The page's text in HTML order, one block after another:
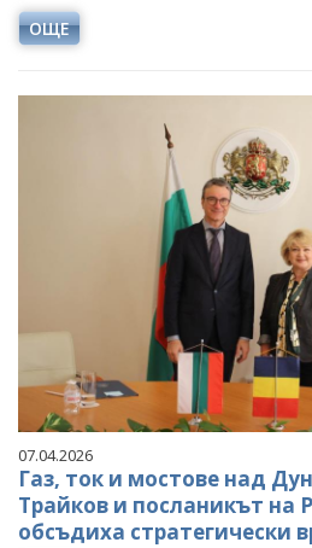
ОЩЕ
07.04.2026
Газ, ток и мостове над
Трайков и посланикът на
обсъдиха стратегически